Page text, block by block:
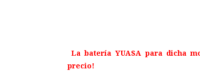
La batería YUASA para dicha
precio!